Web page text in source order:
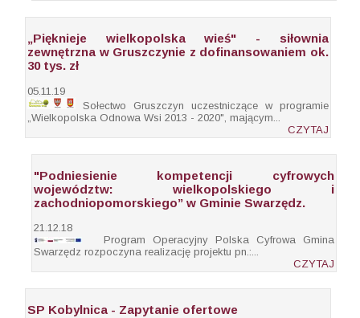
„Pięknieje wielkopolska wieś" - siłownia
zewnętrzna w Gruszczynie z dofinansowaniem ok.
30 tys. zł
05.11.19
Sołectwo Gruszczyn uczestniczące w programie
„Wielkopolska Odnowa Wsi 2013 - 2020", mającym...
CZYTAJ
"Podniesienie kompetencji cyfrowych
województw: wielkopolskiego i
zachodniopomorskiego” w Gminie Swarzędz.
21.12.18
Program Operacyjny Polska Cyfrowa Gmina
Swarzędz rozpoczyna realizację projektu pn.:...
CZYTAJ
SP Kobylnica - Zapytanie ofertowe